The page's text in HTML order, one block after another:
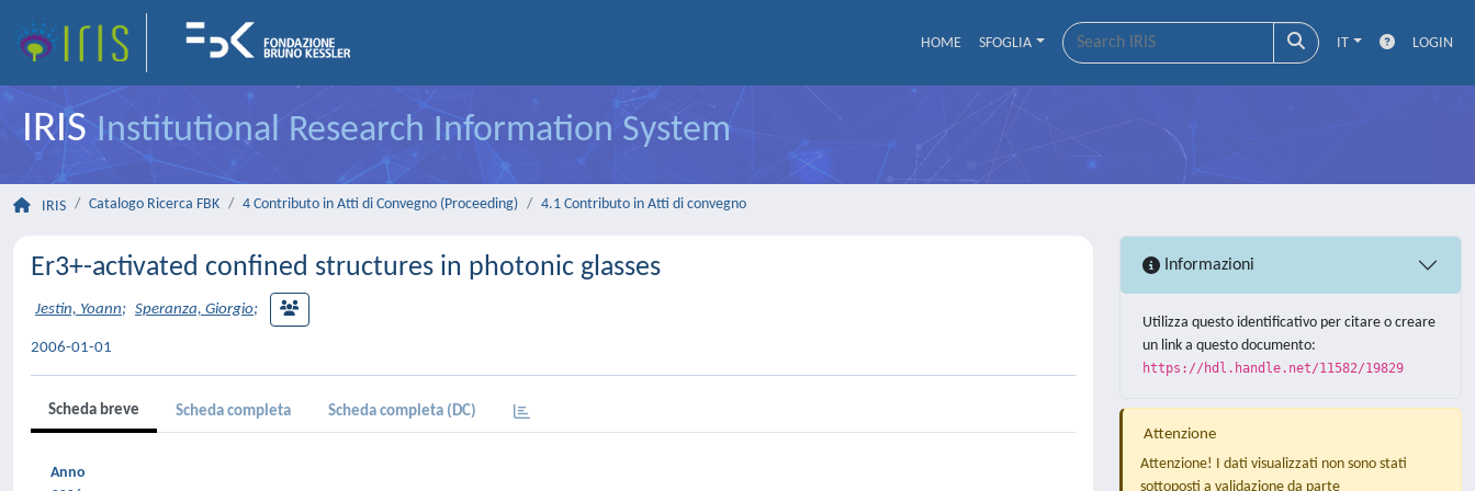
HOME SFOGLIA IT LOGIN
IRISInstitutional Research Information System
IRIS Catalogo Ricerca FBK 4 Contributo in Atti di Convegno (Proceeding) 4.1 Contributo in Atti di convegno
Er3+-activated confined structures in photonic glasses
Jestin, Yoann; Speranza, Giorgio;
2006-01-01
Scheda breve Scheda completa Scheda completa (DC)
Anno
Informazioni
Utilizza questo identificativo per citare o creare
un link a questo documento:
https://hdl.handle.net/11582/19829
Attenzione
Attenzione! I dati visualizzati non sono stati
sottoposti a validazione da parte